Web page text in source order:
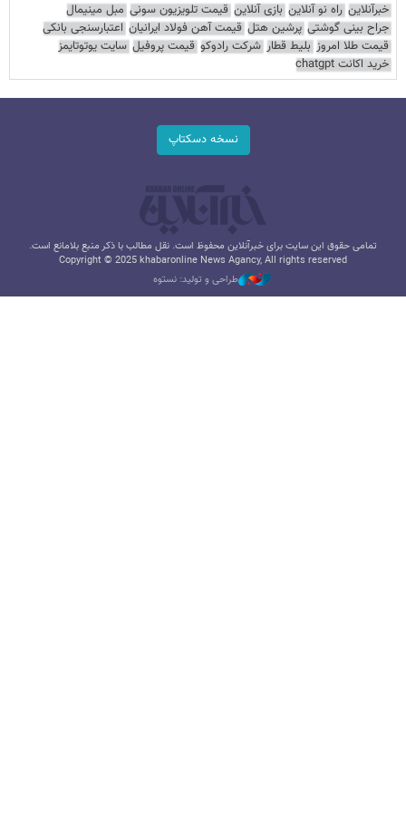
خبرآنلاین راه نو آنلاین بازی آنلاین قیمت تلویزیون سونی مبل مینیمال
جراح بینی گوشتی پرشین هتل قیمت آهن فولاد ایرانیان اعتبارسنجی بانکی
قیمت طلا امروز بلیط قطار شرکت رادوکو قیمت پروفیل سایت یوتوتایمز
خرید اکانت chatgpt
نسخه دسکتاپ
تمامی حقوق این سایت برای خبرآنلاین محفوظ است. نقل مطالب با ذکر منبع بلامانع است.
Copyright © 2025 khabaronline News Agancy, All rights reserved
طراحی و تولید: نستوه